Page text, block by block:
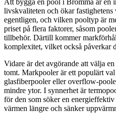
Att bygga en pool i Bromma är en
livskvaliteten och ökar
egentligen, och vilken pooltyp är
priset på flera faktorer, såsom
tillbehör. Därtill kommer
komplexitet, vilket också påverkar
Vidare är det avgörande att välja
tomt. Markpooler är ett populärt
glasfiberpooler eller overflow-
mindre ytor. I synnerhet är
för den som söker en
värmen längre och sänker